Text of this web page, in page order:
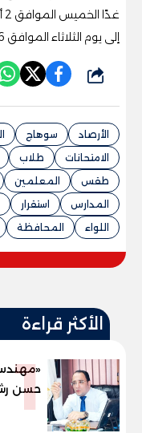
إلى يوم الثلاثاء الموافق 7/4/2026.
شارك
الأرصاد سوهاج
الامتحانات
طلاب
طقس
المعلمين
المدارس
استقرار
اللواء
المحافظة
الأكثر قراءة
1
حسن
"خارطة